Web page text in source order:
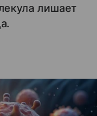
лишает